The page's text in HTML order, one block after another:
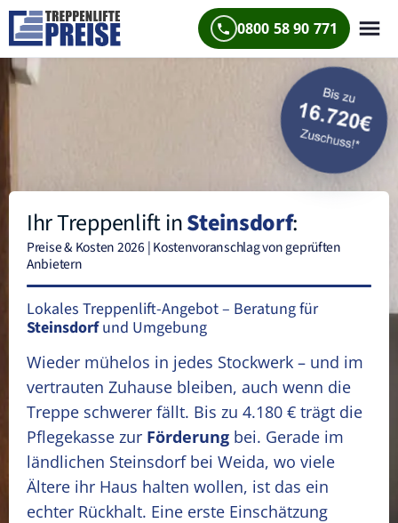
0800 58 90 771
Ihr Treppenlift inSteinsdorf:
Preise & Kosten 2026 | Kostenvoranschlag von geprüften
Anbietern
Lokales Treppenlift-Angebot – Beratung für
Steinsdorfund Umgebung
Wieder mühelos in jedes Stockwerk – und im
vertrauten Zuhause bleiben, auch wenn die
Treppe schwerer fällt. Bis zu 4.180 € trägt die
Pflegekasse zur Förderung bei. Gerade im
ländlichen Steinsdorf bei Weida, wo viele
Ältere ihr Haus halten wollen, ist das ein
echter Rückhalt. Eine erste Einschätzung